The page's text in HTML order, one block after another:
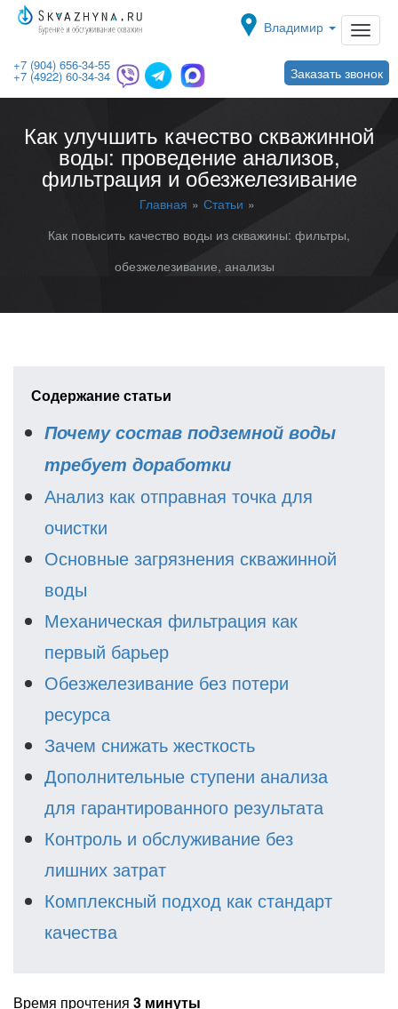
+7 (904) 656-34-55
+7 (4922) 60-34-34
Toggle
Заказать звонок
Владимир
Как улучшить качество скважинной
воды: проведение анализов,
фильтрация и обезжелезивание
Главная
Статьи
Как повысить качество воды из скважины: фильтры,
обезжелезивание, анализы
Содержание статьи
Почему состав подземной воды
требует доработки
Анализ как отправная точка для
очистки
Основные загрязнения скважинной
воды
Механическая фильтрация как
первый барьер
Обезжелезивание без потери
ресурса
Зачем снижать жесткость
Дополнительные ступени анализа
для гарантированного результата
Контроль и обслуживание без
лишних затрат
Комплексный подход как стандарт
качества
Время прочтения 3 минуты